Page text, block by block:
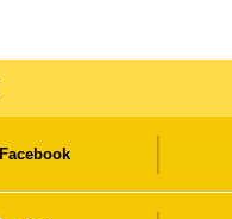
Facebook